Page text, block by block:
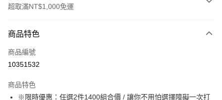
超取滿NT$1,000免運
信用卡一次付款
超商取貨付款
Apple Pay
商品特色
商品編號
10351532
商品特色
※限時優惠：任選2件1400組合價 / 讓你不用怕選擇障礙一次打